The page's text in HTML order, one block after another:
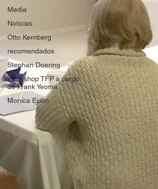
Media
Noticias
Otto Kernberg
recomendados
Stephan Doering
Workshop TFP a cargo
de Frank Yeoma
Monica Eidlin